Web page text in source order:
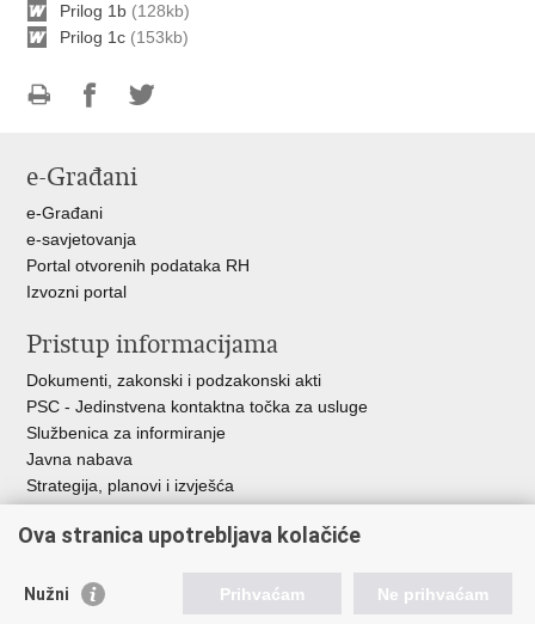
Prilog 1b (128kb)
Prilog 1c (153kb)
FacebookuTwitteru
e-Građani
e-Građani
e-savjetovanja
Portal otvorenih podataka RH
Izvozni portal
Pristup informacijama
Dokumenti, zakonski i podzakonski akti
PSC - Jedinstvena kontaktna točka za usluge
Službenica za informiranje
Javna nabava
Strategija, planovi i izvješća
Korisne poveznice
Ova stranica upotrebljava kolačiće
Nužni Prihvaćam Ne prihvaćam